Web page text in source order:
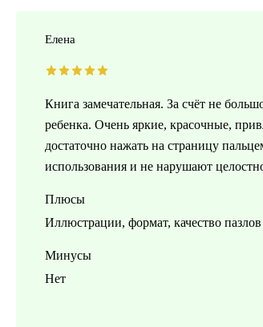
Елена
Книга замечательная. За счёт не
ребенка. Очень яркие, красочные,
достаточно нажать на страницу
использования и не нарушают
Плюсы
Иллюстрации, формат, качество пазлов
Минусы
Нет